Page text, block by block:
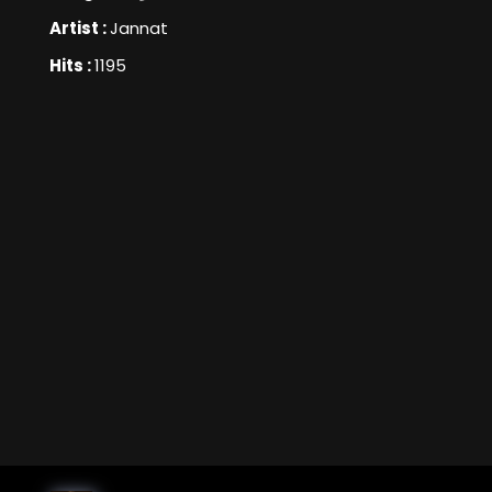
Artist :Jannat
Hits :1195